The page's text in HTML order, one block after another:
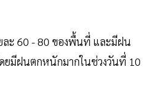
ะ 60 - 80 ของพื้นที่ และมีฝน
ยมีฝนตกหนักมากในช่วงวันที่ 10